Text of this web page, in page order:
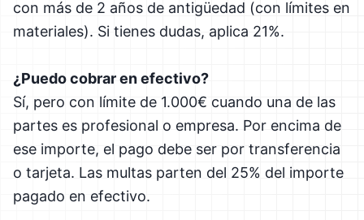
con más de 2 años de antigüedad (con límites en
materiales). Si tienes dudas, aplica 21%.
¿Puedo cobrar en efectivo?
Sí, pero con límite de 1.000€ cuando una de las
partes es profesional o empresa. Por encima de
ese importe, el pago debe ser por transferencia
o tarjeta. Las multas parten del 25% del importe
pagado en efectivo.